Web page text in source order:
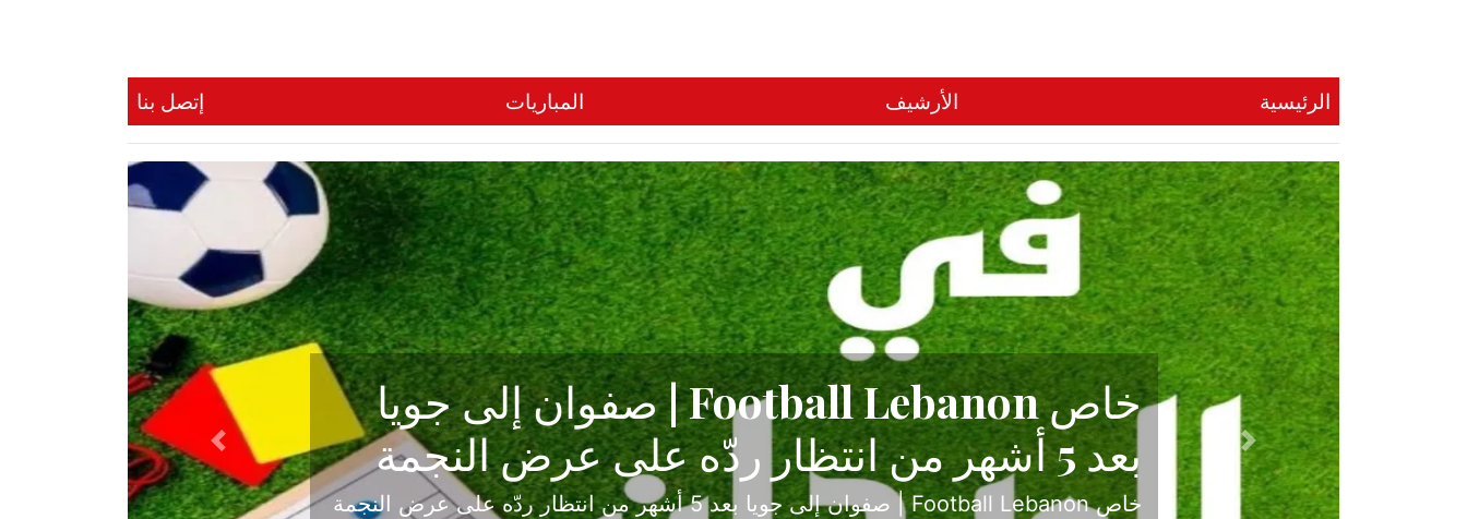
الرئيسية الأرشيف المباريات إتصل بنا
حكاية نجاح تبدأ من جبل محسن وتنتهي في
الدرجة الأولى
بعد موسم حافل بالإثارة والصراع في دوري الدرجة الثانية، نجح الإخاء الأهلي عاليه في
Previous
Next